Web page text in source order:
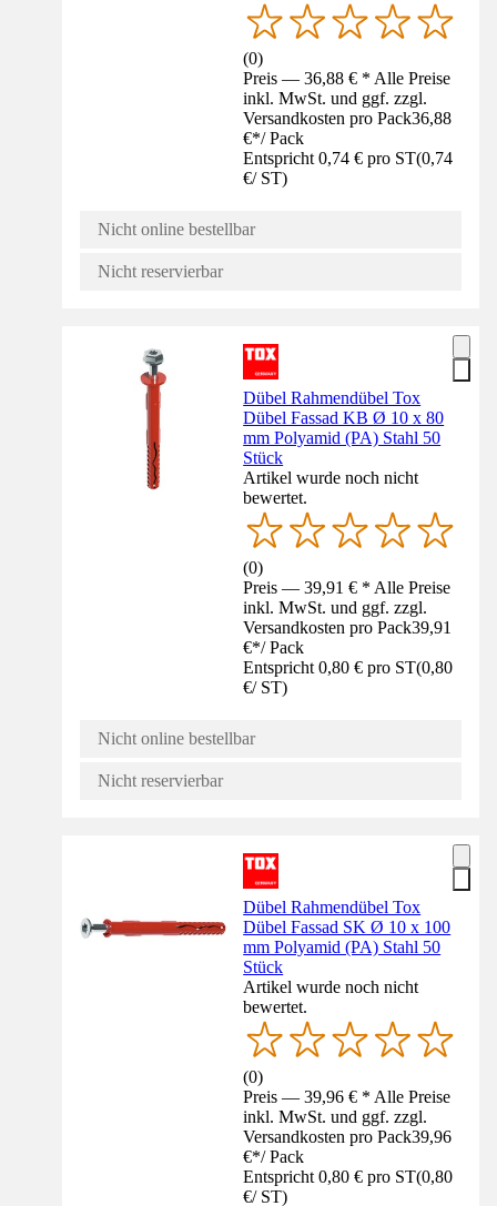
(0)
Preis — 36,88 € * Alle Preise
inkl. MwSt. und ggf. zzgl.
Versandkosten pro Pack36,88
€*/ Pack
Entspricht 0,74 € pro ST(0,74
€/ ST)
Nicht online bestellbar
Nicht reservierbar
Dübel Rahmendübel Tox
Dübel Fassad KB Ø 10 x 80
mm Polyamid (PA) Stahl 50
Stück
Artikel wurde noch nicht
bewertet.
(0)
Preis — 39,91 € * Alle Preise
inkl. MwSt. und ggf. zzgl.
Versandkosten pro Pack39,91
€*/ Pack
Entspricht 0,80 € pro ST(0,80
€/ ST)
Nicht online bestellbar
Nicht reservierbar
Dübel Rahmendübel Tox
Dübel Fassad SK Ø 10 x 100
mm Polyamid (PA) Stahl 50
Stück
Artikel wurde noch nicht
bewertet.
(0)
Preis — 39,96 € * Alle Preise
inkl. MwSt. und ggf. zzgl.
Versandkosten pro Pack39,96
€*/ Pack
Entspricht 0,80 € pro ST(0,80
€/ ST)